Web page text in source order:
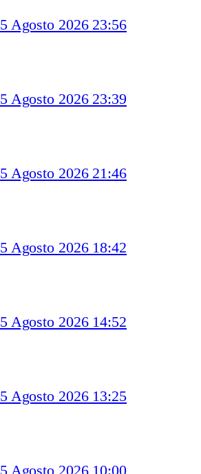
5 Agosto 2026 23:56
5 Agosto 2026 23:39
5 Agosto 2026 21:46
5 Agosto 2026 18:42
5 Agosto 2026 14:52
5 Agosto 2026 13:25
5 Agosto 2026 10:00